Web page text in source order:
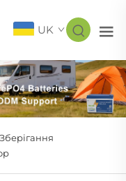
UK